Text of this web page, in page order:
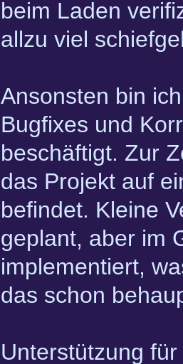
beim Laden
allzu viel
Ansonsten bin
Bugfixes und
beschäftigt. Zur
das Projekt auf
befindet. Kleine
geplant, aber im
implementiert,
das schon
Unterstützung